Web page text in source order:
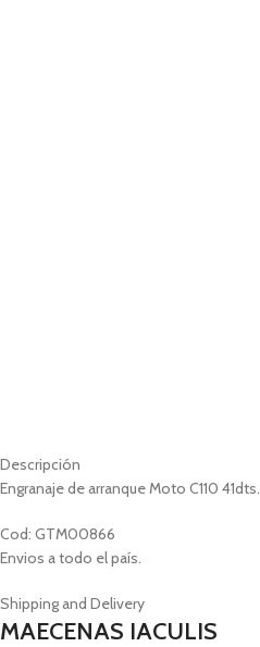
Descripción
Engranaje de arranque Moto C110 41dts.
Cod: GTM00866
Envios a todo el país.
Shipping and Delivery
MAECENAS IACULIS